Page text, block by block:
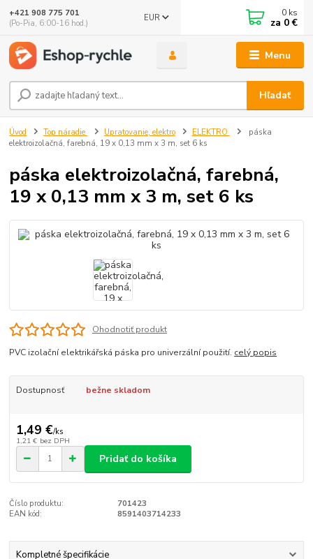
Menu
EUR
Hľadať
+421 908 775 701
(Po-Pia, 6:00-16 hod.)
0 ks
za 0 €
Úvod Top náradie Upratovanie, elektro ELEKTRO
páska
elektroizolačná, farebná, 19 x 0,13 mm x 3 m, set 6 ks
páska elektroizolačná, farebná,
19 x 0,13 mm x 3 m, set 6 ks
Ohodnotiť produkt
PVC izolační elektrikářská páska pro univerzální použití. celý popis
Dostupnosť bežne skladom
1,49 €/ks
1,21 € bez DPH
Pridať do košíka
Číslo produktu:
701423
EAN kód:
8591403714233
Kompletné špecifikácie